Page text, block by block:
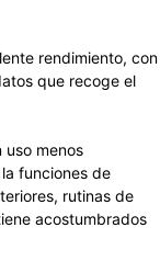
rendimiento, con
que recoge el
uso menos
funciones de
rutinas de
acostumbrados